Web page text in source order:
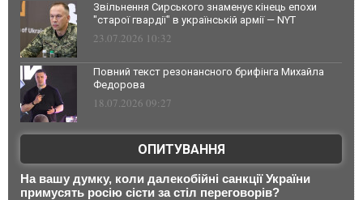
Звільнення Сирського знаменує кінець епохи
"старої гвардії" в українській армії — NYT
23.07.2026 10:32
Повний текст резонансного брифінга Михайла
Федорова
18.07.2026 09:27
ОПИТУВАННЯ
На вашу думку, коли далекобійні санкції України
примусять росію сісти за стіл переговорів?